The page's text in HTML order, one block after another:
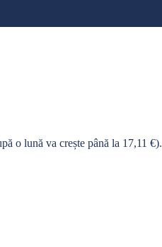
o lună va crește până la 17,11 €).